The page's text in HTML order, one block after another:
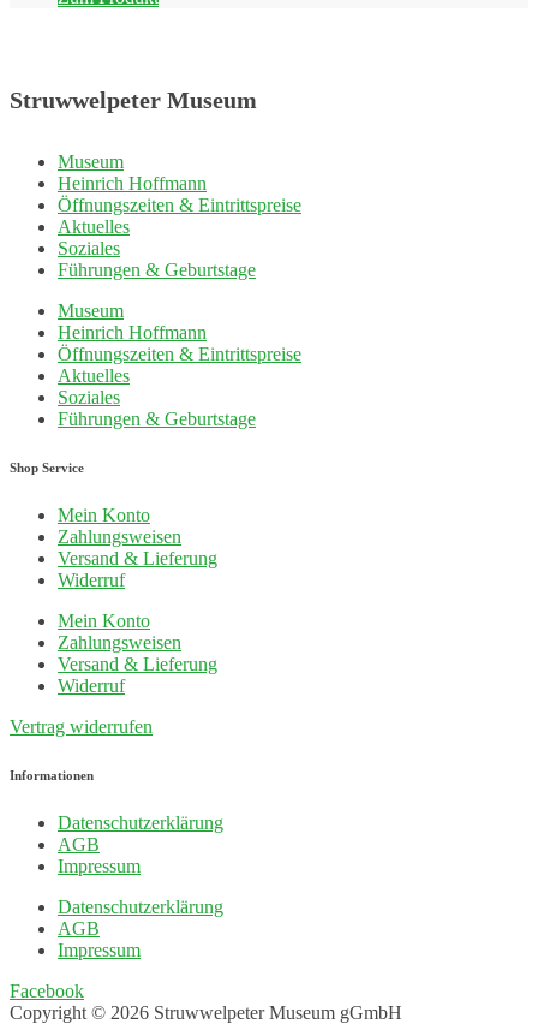
Struwwelpeter Museum
Museum
Heinrich Hoffmann
Öffnungszeiten & Eintrittspreise
Aktuelles
Soziales
Führungen & Geburtstage
Museum
Heinrich Hoffmann
Öffnungszeiten & Eintrittspreise
Aktuelles
Soziales
Führungen & Geburtstage
Shop Service
Mein Konto
Zahlungsweisen
Versand & Lieferung
Widerruf
Mein Konto
Zahlungsweisen
Versand & Lieferung
Widerruf
Vertrag widerrufen
Informationen
Datenschutzerklärung
AGB
Impressum
Datenschutzerklärung
AGB
Impressum
Facebook
Copyright © 2026 Struwwelpeter Museum gGmbH